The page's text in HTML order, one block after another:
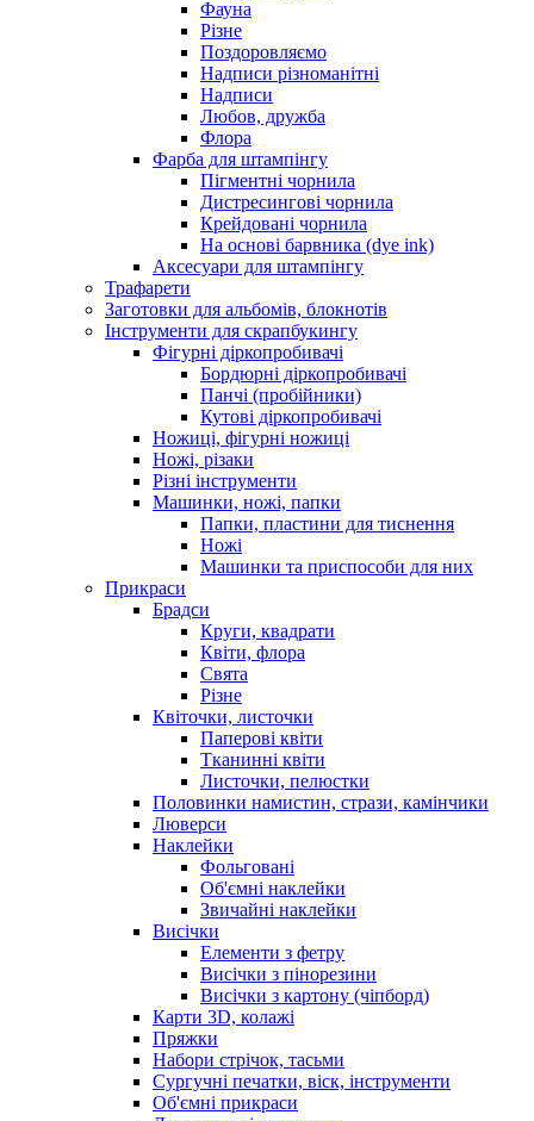
Фауна
Різне
Поздоровляємо
Надписи різноманітні
Надписи
Любов, дружба
Флора
Фарба для штампінгу
Пігментні чорнила
Дистресингові чорнила
Крейдовані чорнила
На основі барвника (dye ink)
Аксесуари для штампінгу
Трафарети
Заготовки для альбомів, блокнотів
Інструменти для скрапбукингу
Фігурні діркопробивачі
Бордюрні діркопробивачі
Панчі (пробійники)
Кутові діркопробивачі
Ножиці, фігурні ножиці
Ножі, різаки
Різні інструменти
Машинки, ножі, папки
Папки, пластини для тиснення
Ножі
Машинки та приспособи для них
Прикраси
Брадси
Круги, квадрати
Квіти, флора
Свята
Різне
Квіточки, листочки
Паперові квіти
Тканинні квіти
Листочки, пелюстки
Половинки намистин, стрази, камінчики
Люверси
Наклейки
Фольговані
Об'ємні наклейки
Звичайні наклейки
Висічки
Елементи з фетру
Висічки з пінорезини
Висічки з картону (чіпборд)
Карти 3D, колажі
Пряжки
Набори стрічок, тасьми
Сургучні печатки, віск, інструменти
Об'ємні прикраси